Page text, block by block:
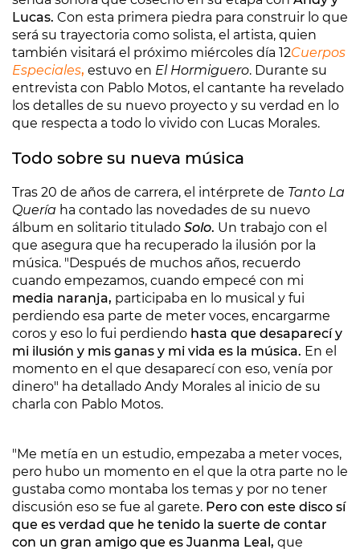
Lucas. Con esta primera piedra para construir lo que
será su trayectoria como solista, el artista, quien
también visitará el próximo miércoles día 12Cuerpos
Especiales, estuvo en El Hormiguero. Durante su
entrevista con Pablo Motos, el cantante ha revelado
los detalles de su nuevo proyecto y su verdad en lo
que respecta a todo lo vivido con Lucas Morales.
Todo sobre su nueva música
Tras 20 de años de carrera, el intérprete de Tanto La
Quería ha contado las novedades de su nuevo
álbum en solitario titulado Solo. Un trabajo con el
que asegura que ha recuperado la ilusión por la
música. "Después de muchos años, recuerdo
cuando empezamos, cuando empecé con mi
media naranja, participaba en lo musical y fui
perdiendo esa parte de meter voces, encargarme
coros y eso lo fui perdiendo hasta que desaparecí y
mi ilusión y mis ganas y mi vida es la música. En el
momento en el que desaparecí con eso, venía por
dinero" ha detallado Andy Morales al inicio de su
charla con Pablo Motos.
"Me metía en un estudio, empezaba a meter voces,
pero hubo un momento en el que la otra parte no le
gustaba como montaba los temas y por no tener
discusión eso se fue al garete. Pero con este disco sí
que es verdad que he tenido la suerte de contar
con un gran amigo que es Juanma Leal, que